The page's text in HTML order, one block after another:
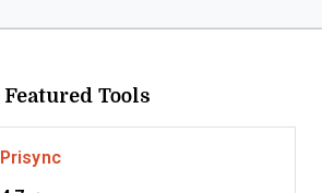
Featured Tools
Prisync